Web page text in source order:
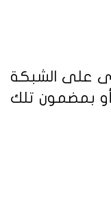
على الشبكة
أو بمضمون تلك